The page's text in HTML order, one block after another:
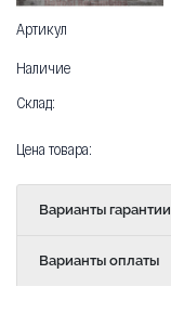
Артикул
Наличие
Склад:
Цена товара:
Варианты гарантии
Варианты оплаты